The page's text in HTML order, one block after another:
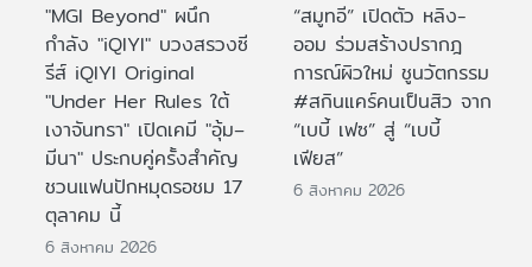
"MGI Beyond" ผนึก
กำลัง "iQIYI" บวงสรวงซี
รีส์ iQIYI Original
"Under Her Rules ใต้
เงาจันทรา" เปิดเคมี "อุ้ม–
มีนา" ประกบคู่ครั้งสำคัญ
ชวนแฟนปักหมุดรอชม 17
ตุลาคม นี้
6 สิงหาคม 2026
“สมูทอี” เปิดตัว หลิง-
ออม ร่วมสร้างปรากฎ
การณ์ผิวใหม่ ชูนวัตกรรม
#สกินแคร์คนเป็นสิว จาก
“เบบี้ เฟซ” สู่ “เบบี้
เฟียส”
6 สิงหาคม 2026